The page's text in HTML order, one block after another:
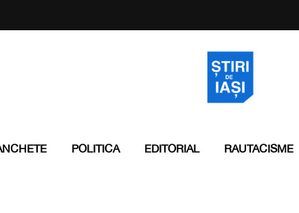
POLITICA EDITORIAL RAUTACISME